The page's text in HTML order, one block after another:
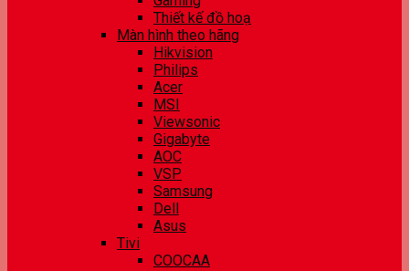
Thiết kế đồ hoạ
Màn hình theo hãng
Hikvision
Philips
Acer
MSI
Viewsonic
Gigabyte
AOC
VSP
Samsung
Dell
Asus
Tivi
COOCAA